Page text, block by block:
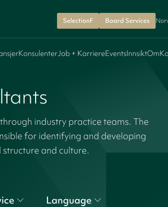
SelectionF Board Services
KonsulenterJob + KarriereEventsInnsiktOm
industry practice teams. The
for identifying and developing
and culture.
Language